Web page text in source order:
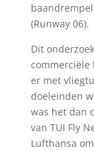
(Runway 06).
Dit
er met
doeleinden
was het dan
van TUI Fly
Lufthansa